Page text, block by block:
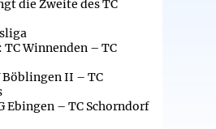
die Zweite des TC
TC Winnenden – TC
II – TC
– TC Schorndorf